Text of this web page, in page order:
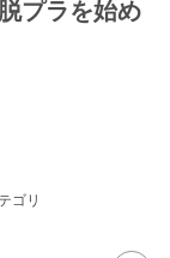
プラを始め
ゴリ